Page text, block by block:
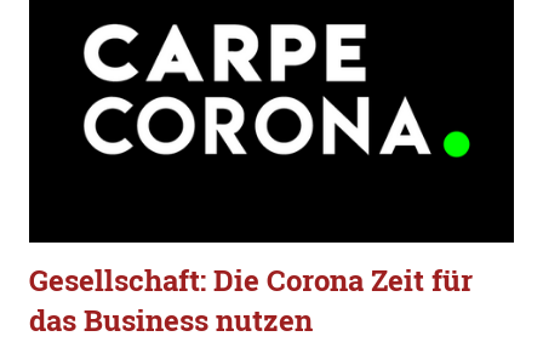
Gesellschaft: Die Corona Zeit für
das Business nutzen